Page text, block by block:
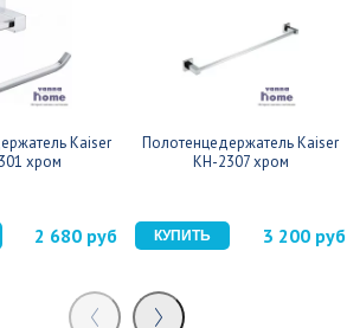
Kaiser
хром
2 680 руб
Полотенцедержатель Kaiser
KH-2307 хром
3 200 руб